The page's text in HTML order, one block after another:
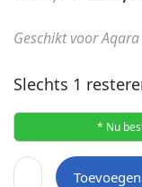
€ 39,00.
Geschikt voor
Slechts 1
* Nu